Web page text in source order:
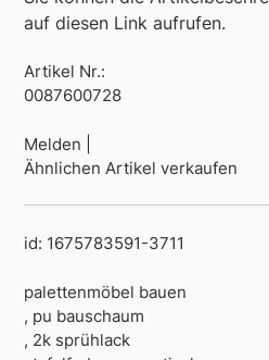
auf diesen Link aufrufen.
Artikel Nr.:
0087600728
Melden |
Ähnlichen Artikel verkaufen
id: 1675783591-3711
palettenmöbel bauen
, pu bauschaum
, 2k sprühlack